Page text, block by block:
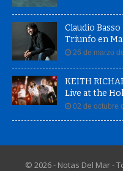
Claudio
Triunfo en
26 de marzo
KEITH
Live at the
02 de octubre
© 2026 - Notas Del Mar -